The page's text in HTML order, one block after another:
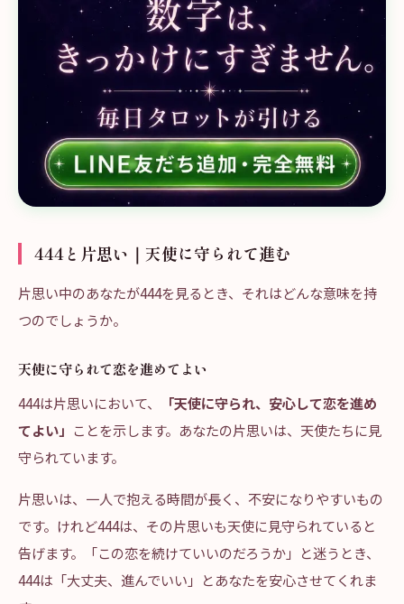
444と片思い｜天使に守られて進む
片思い中のあなたが444を見るとき、それはどんな意味を持
つのでしょうか。
天使に守られて恋を進めてよい
444は片思いにおいて、
「天使に守られ、安心して恋を進め
てよい」 ことを示します。あなたの片思いは、天使たちに見
守られています。
片思いは、一人で抱える時間が長く、不安になりやすいもの
です。けれど444は、その片思いも天使に見守られていると
告げます。「この恋を続けていいのだろうか」と迷うとき、
444は「大丈夫、進んでいい」とあなたを安心させてくれま